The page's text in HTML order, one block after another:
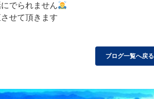
でられません
せて頂きます
ブログ一覧へ戻る